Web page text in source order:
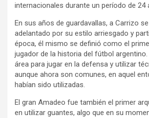
internacionales durante un período de 24
En sus años de guardavallas, a Carrizo
adelantado por su estilo arriesgado y
época, él mismo se definió como el
jugador de la historia del fútbol argentino.
área para jugar en la defensa y utilizar
aunque ahora son comunes, en aquel
habían sido utilizadas.
El gran Amadeo fue también el primer
en utilizar guantes, algo que en su